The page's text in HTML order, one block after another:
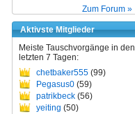
Zum Forum »
Aktivste Mitglieder
Meiste Tauschvorgänge in den
letzten 7 Tagen:
chetbaker555 (99)
Pegasus0 (59)
patrikbeck (56)
yeiting (50)